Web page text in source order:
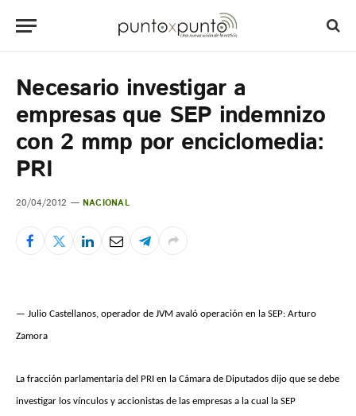
Necesario investigar a
empresas que SEP indemnizo
con 2 mmp por enciclomedia:
PRI
20/04/2012 NACIONAL
— Julio Castellanos, operador de JVM avaló operación en la SEP: Arturo
Zamora
La fracción parlamentaria del PRI en la Cámara de Diputados dijo que se debe
investigar los vínculos y accionistas de las empresas a la cual la SEP